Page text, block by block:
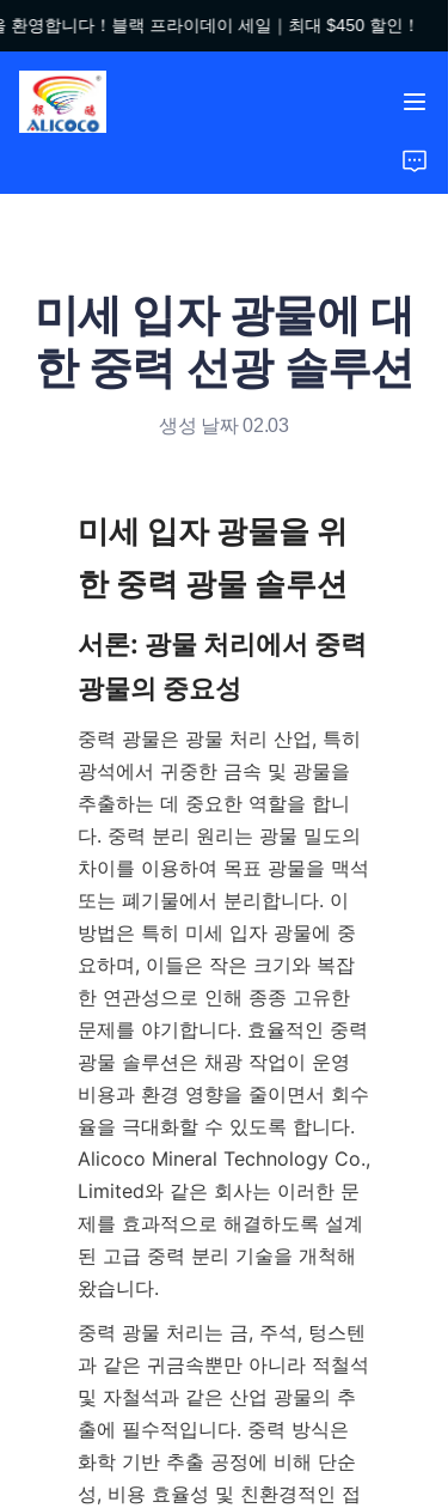
영합니다！블랙 프라이데이 세일｜최대 $450 할인！
우리 가게에 오신 것을
이데이 세일｜최대
미세 입자 광물에 대
한 중력 선광 솔루션
생성 날짜 02.03
미세 입자 광물을 위
서론: 광물 처리에서 중력
중력 광물은 광물 처리 산업, 특히
광석에서 귀중한 금속 및 광물을
추출하는 데 중요한 역할을 합니
다. 중력 분리 원리는 광물 밀도의
차이를 이용하여 목표 광물을 맥석
또는 폐기물에서 분리합니다. 이
방법은 특히 미세 입자 광물에 중
요하며, 이들은 작은 크기와 복잡
한 연관성으로 인해 종종 고유한
문제를 야기합니다. 효율적인 중력
광물 솔루션은 채광 작업이 운영
비용과 환경 영향을 줄이면서 회수
율을 극대화할 수 있도록 합니다.
Alicoco Mineral Technology Co.,
Limited와 같은 회사는 이러한 문
제를 효과적으로 해결하도록 설계
된 고급 중력 분리 기술을 개척해
왔습니다.
중력 광물 처리는 금, 주석, 텅스텐
과 같은 귀금속뿐만 아니라 적철석
및 자철석과 같은 산업 광물의 추
출에 필수적입니다. 중력 방식은
화학 기반 추출 공정에 비해 단순
성, 비용 효율성 및 친환경적인 접
홈
제품
성공 사례
회사 소개